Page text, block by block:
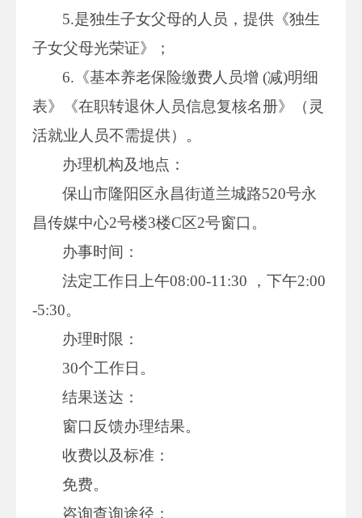
5.是独生子女父母的人员，提供《独生
子女父母光荣证》；
6.《基本养老保险缴费人员增 (减)明细
表》《在职转退休人员信息复核名册》（灵
活就业人员不需提供）。
办理机构及地点：
保山市隆阳区永昌街道兰城路520号永
昌传媒中心2号楼3楼C区2号窗口。
办事时间：
法定工作日上午08:00-11:30 ，下午2:00
-5:30。
办理时限：
30个工作日。
结果送达：
窗口反馈办理结果。
收费以及标准：
免费。
咨询查询途径：